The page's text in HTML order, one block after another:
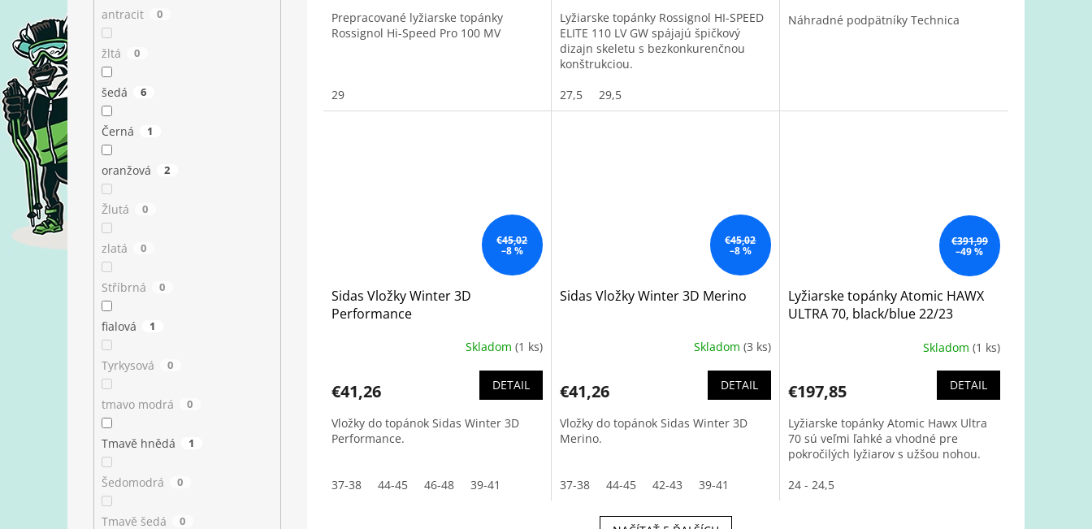
antracit 0
žltá 0
šedá 6
Černá 1
oranžová 2
Žlutá 0
zlatá 0
Stříbrná 0
fialová 1
Tyrkysová 0
tmavo modrá 0
Tmavě hnědá 1
Šedomodrá 0
Tmavě šedá 0
Prepracované lyžiarske topánky
Rossignol Hi-Speed Pro 100 MV
29
Lyžiarske topánky Rossignol HI-SPEED
ELITE 110 LV GW spájajú špičkový
dizajn skeletu s bezkonkurenčnou
konštrukciou.
27,5
29,5
Náhradné podpätníky Technica
€45,02
–8 %
Sidas Vložky Winter 3D
Performance
Skladom (1 ks)
€41,26 DETAIL
Vložky do topánok Sidas Winter 3D
Performance.
37-38 44-45 46-48 39-41
€45,02
–8 %
Sidas Vložky Winter 3D Merino
Skladom (3 ks)
€41,26 DETAIL
Vložky do topánok Sidas Winter 3D
Merino.
37-38 44-45 42-43 39-41
€391,99
–49 %
Lyžiarske topánky Atomic HAWX
ULTRA 70, black/blue 22/23
Skladom (1 ks)
€197,85 DETAIL
Lyžiarske topánky Atomic Hawx Ultra
70 sú veľmi ľahké a vhodné pre
pokročilých lyžiarov s užšou nohou.
24 - 24,5